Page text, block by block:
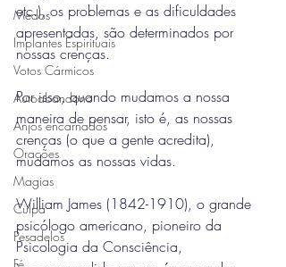
Medos
Implantes Espirituais
Votos Cármicos
Autoabandono
Anjos encarnados
Orações
Magias
Culpa
Pesadelos
etc.), os problemas e as dificuldades
apresentadas, são determinados por
nossas crenças.
Por isso, quando mudamos a nossa
maneira de pensar, isto é, as nossas
crenças (o que a gente acredita),
mudamos as nossas vidas.
William James (1842-1910), o grande
psicólogo americano, pioneiro da
Psicologia da Consciência,